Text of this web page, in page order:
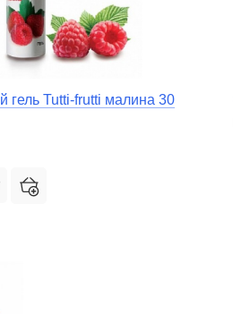
гель Tutti-frutti малина 30